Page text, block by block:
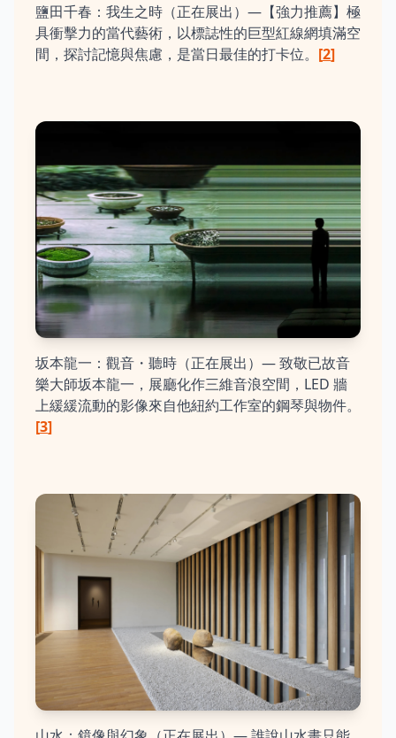
鹽田千春：我生之時（正在展出）—【強力推薦】極
具衝擊力的當代藝術，以標誌性的巨型紅線網填滿空
間，探討記憶與焦慮，是當日最佳的打卡位。 [2]
坂本龍一：觀音・聽時（正在展出）— 致敬已故音
樂大師坂本龍一，展廳化作三維音浪空間，LED 牆
上緩緩流動的影像來自他紐約工作室的鋼琴與物件。
[3]